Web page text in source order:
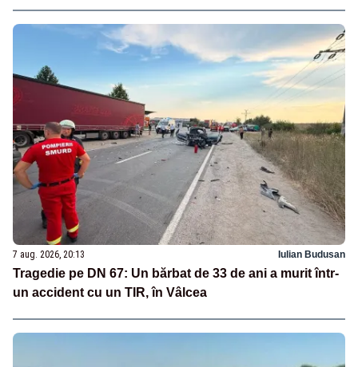
7 aug. 2026, 20:13 Iulian Budusan
Tragedie pe DN 67: Un bărbat de 33 de ani a murit într-
un accident cu un TIR, în Vâlcea